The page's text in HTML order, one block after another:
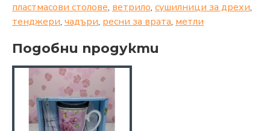
пластмасови столове, ветрило, сушилници за дрехи,
тенджери, чадъри, ресни за врата, метли
Подобни продукти